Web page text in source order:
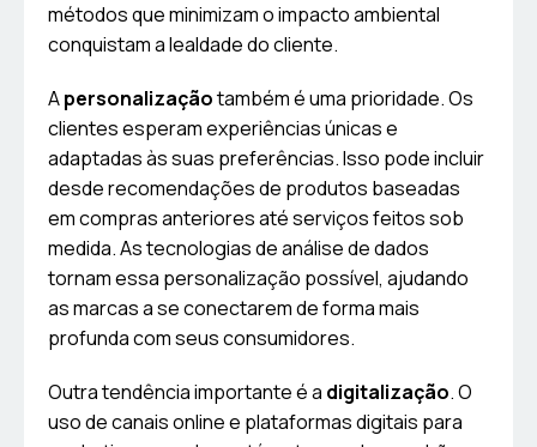
métodos que minimizam o impacto ambiental
conquistam a lealdade do cliente.
Apersonalizaçãotambém é uma prioridade. Os
clientes esperam experiências únicas e
adaptadas às suas preferências. Isso pode incluir
desde recomendações de produtos baseadas
em compras anteriores até serviços feitos sob
medida. As tecnologias de análise de dados
tornam essa personalização possível, ajudando
as marcas a se conectarem de forma mais
profunda com seus consumidores.
Outra tendência importante é a digitalização. O
uso de canais online e plataformas digitais para